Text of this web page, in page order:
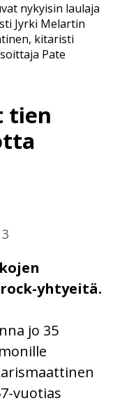
tien
yhtyeitä.
nykyisin laulaja
Jyrki Melartin
kitaristi
Pate
jo 35
vuotias